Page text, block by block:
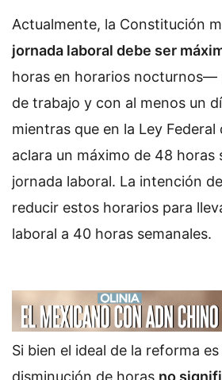
Actualmente, la Constitución
jornada laboral debe ser
horas en horarios nocturnos—
de trabajo y con al menos un
mientras que en la Ley Federal
aclara un máximo de 48 horas
jornada laboral. La intención
reducir estos horarios para
laboral a 40 horas semanales.
Si bien el ideal de la reforma es
disminución de horas no